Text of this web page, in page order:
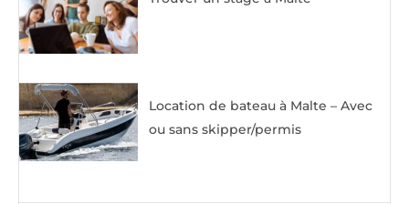
Location de bateau à Malte – Avec
ou sans skipper/permis